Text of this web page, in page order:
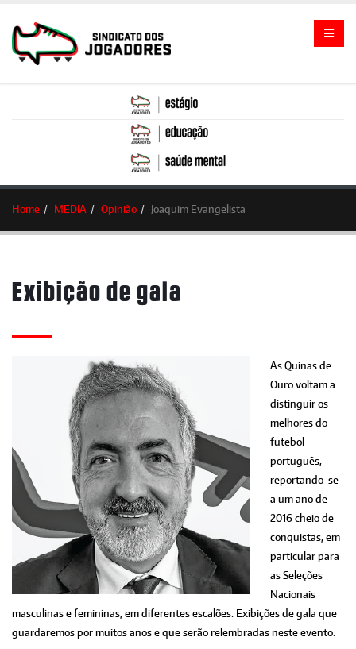
Home MEDIA Opinião Joaquim Evangelista
Exibição de gala
As Quinas de
Ouro voltam a
distinguir os
melhores do
futebol
português,
reportando-se
a um ano de
2016 cheio de
conquistas, em
particular para
as Seleções
Nacionais
masculinas e femininas, em diferentes escalões. Exibições de gala que
guardaremos por muitos anos e que serão relembradas neste evento.